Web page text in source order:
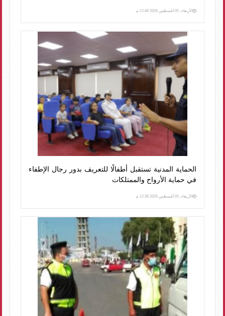
الأربعاء، 05 أغسطس 2026 12:40 م
الحماية المدنية تستقبل أطفالًا للتعريف بدور رجال الإطفاء
في حماية الأرواح والممتلكات
الأربعاء، 05 أغسطس 2026 12:38 م